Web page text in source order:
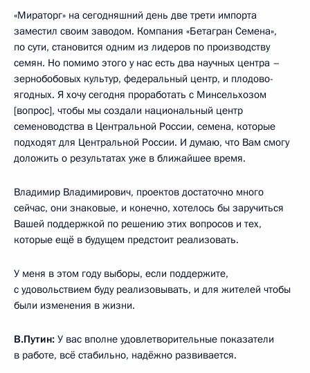
«Мираторг» на сегодняшний день две трети импорта
заместил своим заводом. Компания «Бетагран Семена»,
по сути, становится одним из лидеров по производству
семян. Но помимо этого у нас есть два научных центра –
зернобобовых культур, федеральный центр, и плодово-
ягодных. Я хочу сегодня проработать с Минсельхозом
[вопрос], чтобы мы создали национальный центр
семеноводства в Центральной России, семена, которые
подходят для Центральной России. И думаю, что Вам смогу
доложить о результатах уже в ближайшее время.
Владимир Владимирович, проектов достаточно много
сейчас, они знаковые, и конечно, хотелось бы заручиться
Вашей поддержкой по решению этих вопросов и тех,
которые ещё в будущем предстоит реализовать.
У меня в этом году выборы, если поддержите,
с удовольствием буду реализовывать, и для жителей чтобы
были изменения в жизни.
В.Путин: У вас вполне удовлетворительные показатели
в работе, всё стабильно, надёжно развивается.